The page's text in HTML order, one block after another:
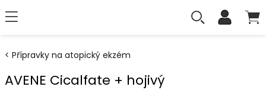
Přípravky na atopický ekzém
AVENE Cicalfate + hojivý